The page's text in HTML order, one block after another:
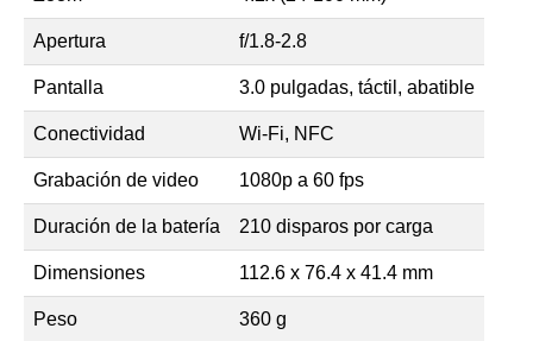
Apertura f/1.8-2.8
Pantalla 3.0 pulgadas, táctil, abatible
Conectividad Wi-Fi, NFC
Grabación de video 1080p a 60 fps
Duración de la batería 210 disparos por carga
Dimensiones 112.6 x 76.4 x 41.4 mm
Peso 360 g